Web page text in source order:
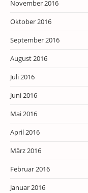
November 2016
Oktober 2016
September 2016
August 2016
Juli 2016
Juni 2016
Mai 2016
April 2016
März 2016
Februar 2016
Januar 2016